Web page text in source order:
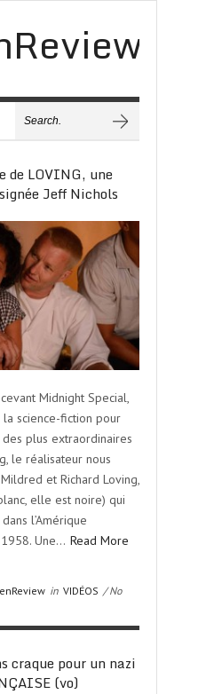
de LOVING, une
Jeff Nichols
Midnight Special,
science-fiction pour
des plus extraordinaires
le réalisateur nous
et Richard Loving,
elle est noire) qui
l’Amérique
Une… Read More
in VIDÉOS / No
craque pour un nazi
(vo)